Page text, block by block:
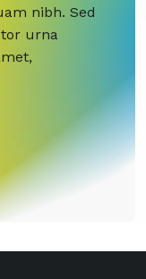
nibh. Sed
urna